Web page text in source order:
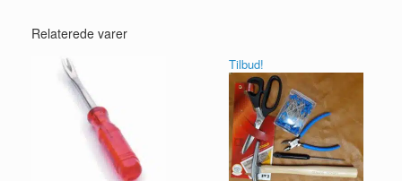
Relaterede varer
Tilbud!